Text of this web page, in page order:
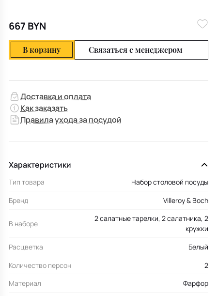
667 BYN
В корзину Связаться с менеджером
Доставка и оплата
Как заказать
Правила ухода за посудой
Характеристики
Тип товара
Набор столовой посуды
Бренд
Villeroy & Boch
В наборе
2 салатные тарелки, 2 салатника, 2
кружки
Расцветка
Белый
Количество персон
2
Материал
Фарфор